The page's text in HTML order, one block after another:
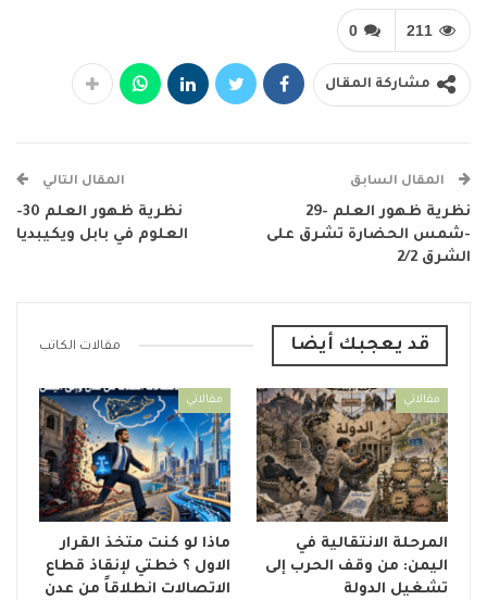
0 211
مشاركة المقال
المقال السابق
نظرية ظهور العلم -29
-شمس الحضارة تشرق على
الشرق 2/2
المقال التالي
نظرية ظهور العلم 30-
العلوم في بابل ويكيبديا
قد يعجبك أيضا مقالات الكاتب
مقالاتي
المرحلة الانتقالية في
اليمن: من وقف الحرب إلى
تشغيل الدولة
مقالاتي
ماذا لو كنت متخذ القرار
الاول ؟ خطتي لإنقاذ قطاع
الاتصالات انطلاقاً من عدن